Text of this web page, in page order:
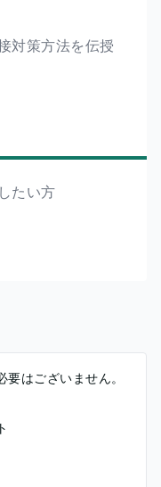
対策方法を伝授
たい方
はございません。